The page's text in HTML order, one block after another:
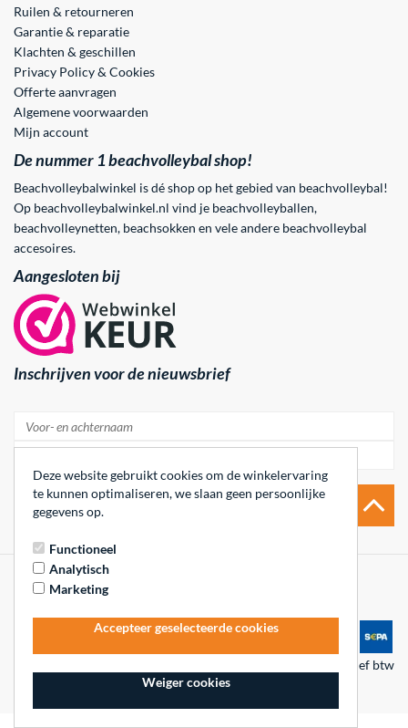
Ruilen & retourneren
Garantie & reparatie
Klachten & geschillen
Privacy Policy & Cookies
Offerte aanvragen
Algemene voorwaarden
Mijn account
De nummer 1 beachvolleybal shop!
Beachvolleybalwinkel is dé shop op het gebied van beachvolleybal!
Op beachvolleybalwinkel.nl vind je beachvolleyballen,
beachvolleynetten, beachsokken en vele andere beachvolleybal
accesoires.
Aangesloten bij
Inschrijven voor de nieuwsbrief
Aanmelden
* = prijzen zijn inclusief btw
Deze website gebruikt cookies om de winkelervaring
te kunnen optimaliseren, we slaan geen persoonlijke
gegevens op.
Functioneel
Analytisch
Marketing
Accepteer geselecteerde cookies
Weiger cookies